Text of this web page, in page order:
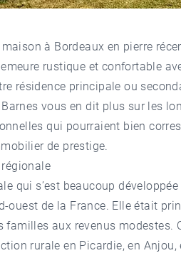
maison à Bordeaux en pierre
rustique et confortable
résidence principale ou
Barnes vous en dit plus sur les
qui pourraient bien
de prestige.
régionale
qui s’est beaucoup
ouest de la France. Elle était
familles aux revenus modestes.
rurale en Picardie, en Anjou,